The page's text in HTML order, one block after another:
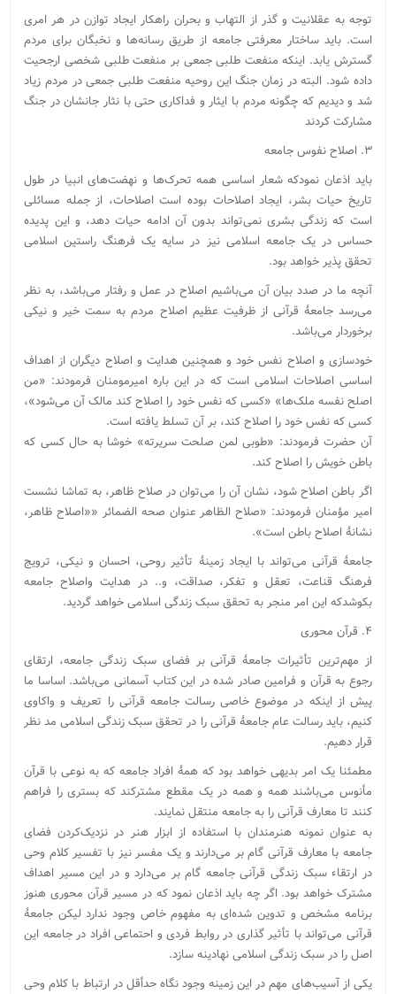
توجه به عقلانیت و گذر از التهاب و بحران راهکار ایجاد توازن در هر امری
است. باید ساختار معرفتی جامعه از طریق رسانه‎‌ها و نخبگان برای مردم
گسترش یابد. اینکه منفعت طلبی جمعی بر منفعت طلبی شخصی ارجحیت
داده شود. البته در زمان جنگ این روحیه منفعت طلبی جمعی در مردم زیاد
شد و دیدیم که چگونه مردم با ایثار و فداکاری حتی با نثار جانشان در جنگ
مشارکت کردند
۳. اصلاح نفوس جامعه
باید اذعان نمودکه شعار اساسی همه تحرک‌ها و نهضت‌های انبیا در طول
تاریخ حیات بشر، ایجاد اصلاحات بوده است اصلاحات، از جمله مسائلی
است که زندگی بشری نمی‌تواند بدون آن ادامه حیات دهد، و این پدیده
حساس در یک جامعه اسلامی نیز در سایه یک فرهنگ راستین اسلامی
تحقق پذیر خواهد بود.
آنچه ما در صدد بیان آن می‌باشیم اصلاح در عمل و رفتار می‌باشد، به نظر
می‌رسد جامعۀ قرآنی از ظرفیت عظیم اصلاح مردم به سمت خیر و نیکی
برخوردار می‌باشد.
خودسازی و اصلاح نفس خود و همچنین هدایت و اصلاح دیگران از اهداف
اساسی اصلاحات اسلامی است که در این باره امیرمومنان فرمودند: «من
اصلح نفسه ملک‌ها» «کسی که نفس خود را اصلاح کند مالک آن می‌شود»،
کسی که نفس خود را اصلاح کند، بر آن تسلط یافته است.
آن حضرت فرمودند: «طوبی لمن صلحت سریرته» خوشا به حال کسی که
باطن خویش را اصلاح کند.
اگر باطن اصلاح شود، نشان آن را می‌توان در صلاح ظاهر، به تماشا نشست
امیر مؤمنان فرمودند: «صلاح الظاهر عنوان صحه الضمائر ««اصلاح ظاهر،
نشانهٔ اصلاح باطن است».
جامعۀ قرآنی می‌تواند با ایجاد زمینۀ تأثیر روحی، احسان و نیکی، ترویج
فرهنگ قناعت، تعقل و تفکر، صداقت، و.. در هدایت واصلاح جامعه
بکوشدکه این امر منجر به تحقق سبک زندگی اسلامی خواهد گردید.
۴. قرآن محوری
از مهم‌ترین تأثیرات جامعۀ قرآنی بر فضای سبک زندگی جامعه، ارتقای
رجوع به قرآن و فرامین صادر شده در این کتاب آسمانی می‌باشد. اساسا ما
پیش از اینکه در موضوع خاصی رسالت جامعه قرآنی را تعریف و واکاوی
کنیم، باید رسالت عام جامعۀ قرآنی را در تحقق سبک زندگی اسلامی مد نظر
قرار دهیم.
مطمئنا یک امر بدیهی خواهد بود که همۀ افراد جامعه که به نوعی با قرآن
مأنوس می‌باشند همه و همه در یک مقطع مشترکند که بستری را فراهم
کنند تا معارف قرآنی را به جامعه منتقل نمایند.
به عنوان نمونه هنرمندان با استفاده از ابزار هنر در نزدیک‌کردن فضای
جامعه با معارف قرآنی گام بر می‌دارند و یک مفسر نیز با تفسیر کلام وحی
در ارتقاء سبک زندگی قرآنی جامعه گام بر می‌دارد و در این مسیر اهداف
مشترک خواهد بود. اگر چه باید اذعان نمود که در مسیر قرآن محوری هنوز
برنامه مشخص و تدوین شده‌ای به مفهوم خاص وجود ندارد لیکن جامعۀ
قرآنی می‌تواند با تأثیر گذاری در روابط فردی و احتماعی افراد در جامعه این
اصل را در سبک زندگی اسلامی نهادینه سازد.
یکی از آسیب‌های مهم در این زمینه وجود نگاه حدأقل در ارتباط با کلام وحی